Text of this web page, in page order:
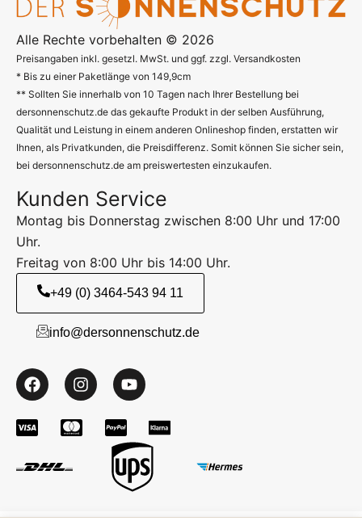
Alle Rechte vorbehalten © 2026
Preisangaben inkl. gesetzl. MwSt. und ggf. zzgl. Versandkosten
* Bis zu einer Paketlänge von 149,9cm
** Sollten Sie innerhalb von 10 Tagen nach Ihrer Bestellung bei
dersonnenschutz.de das gekaufte Produkt in der selben Ausführung,
Qualität und Leistung in einem anderen Onlineshop finden, erstatten wir
Ihnen, als Privatkunden, die Preisdifferenz. Somit können Sie sicher sein,
bei dersonnenschutz.de am preiswertesten einzukaufen.
Kunden Service
Montag bis Donnerstag zwischen 8:00 Uhr und 17:00
Uhr.
Freitag von 8:00 Uhr bis 14:00 Uhr.
+49 (0) 3464-543 94 11
info@dersonnenschutz.de